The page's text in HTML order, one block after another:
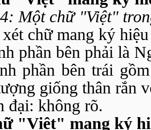
Một chữ "Việt"
chữ mang ký
phần bên phải là
phần bên trái
giống thân rắn
đại: không rõ.
"Việt" mang ký